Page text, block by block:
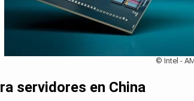
© Intel -
servidores en China